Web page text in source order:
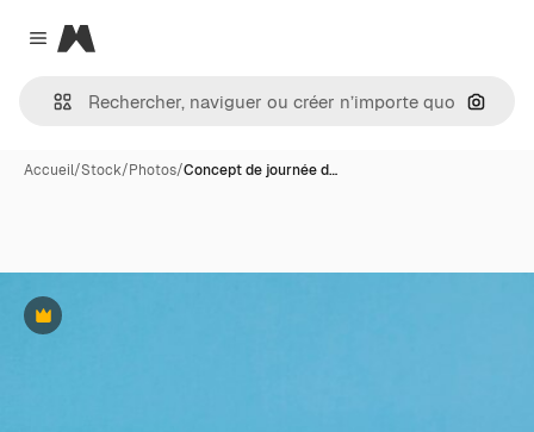
Close menu
Magnific
Accueil/Stock/Photos/Concept de journée d…
Premium